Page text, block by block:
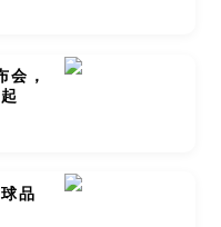
会，
品